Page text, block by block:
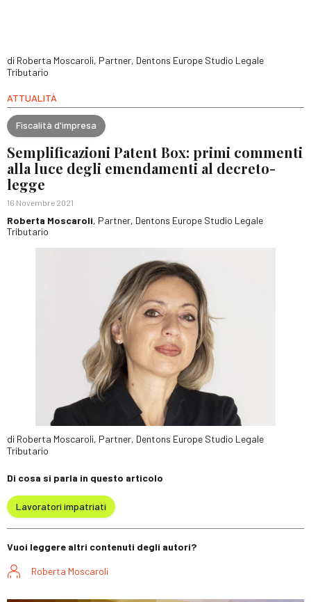
di Roberta Moscaroli, Partner, Dentons Europe Studio Legale
Tributario
ATTUALITÀ
Fiscalità d'impresa
Semplificazioni Patent Box: primi commenti
alla luce degli emendamenti al decreto-
legge
16 Novembre 2021
Roberta Moscaroli, Partner, Dentons Europe Studio Legale
Tributario
di Roberta Moscaroli, Partner, Dentons Europe Studio Legale
Tributario
Di cosa si parla in questo articolo
Lavoratori impatriati
Vuoi leggere altri contenuti degli autori?
Roberta Moscaroli